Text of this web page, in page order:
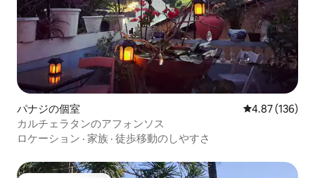
パナジの個室 レビュー136
4.87 (136)
カルチェラタンのアフォンソス
ロケーション · 家族 · 徒歩移動のしやすさ